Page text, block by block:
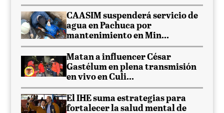
CAASIM suspenderá servicio de
agua en Pachuca por
mantenimiento en Min...
Matan a influencer César
Gastélum en plena transmisión
en vivo en Culi...
El IHE suma estrategias para
fortalecer la salud mental de